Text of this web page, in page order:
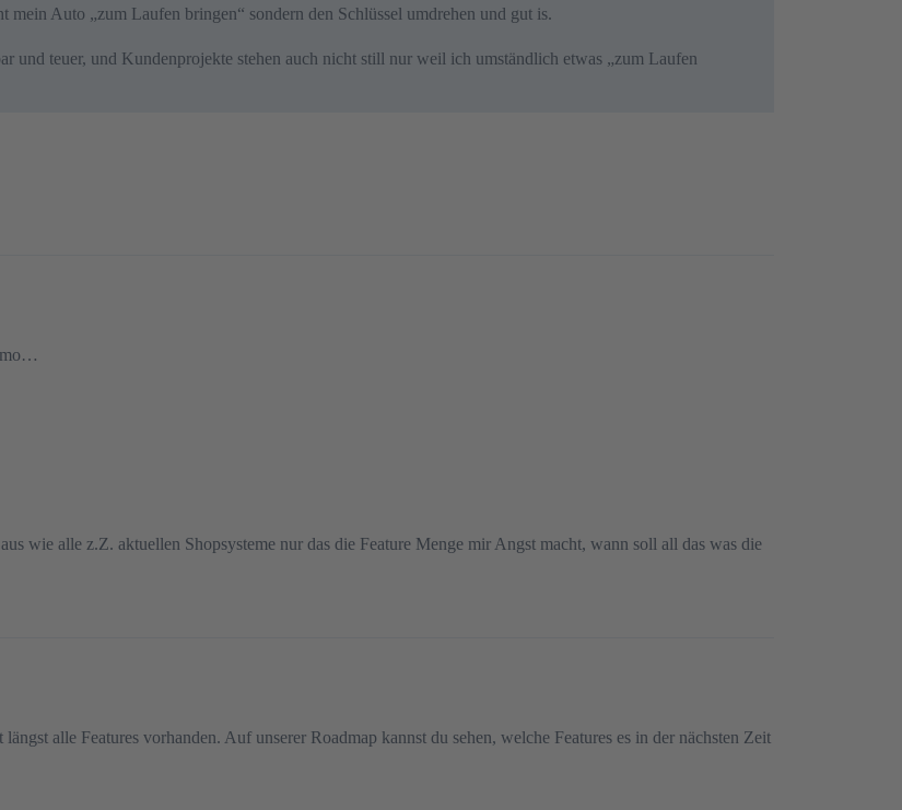
Auto „zum Laufen bringen“ sondern den Schlüssel umdrehen und gut is.
und teuer, und Kundenprojekte stehen auch nicht still nur weil ich umständlich etwas „zum Laufen
wie alle z.Z. aktuellen Shopsysteme nur das die Feature Menge mir Angst macht, wann soll all das was die
alle Features vorhanden. Auf unserer Roadmap kannst du sehen, welche Features es in der nächsten Zeit